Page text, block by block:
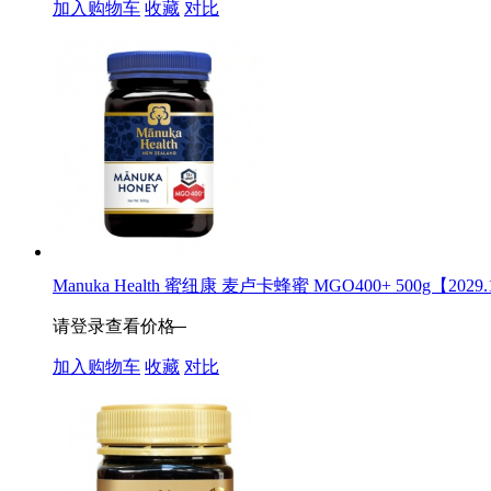
加入购物车 收藏 对比
Manuka Health 蜜纽康 麦卢卡蜂蜜 MGO400+ 500g【
请登录查看价格
加入购物车 收藏 对比